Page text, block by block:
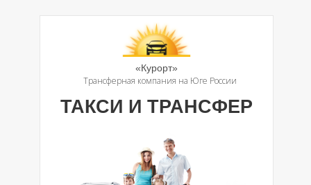
«Курорт»
Трансферная компания на Юге России
ТАКСИ И ТРАНСФЕР